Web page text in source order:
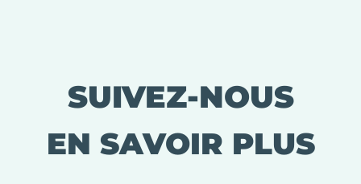
SUIVEZ-NOUS
EN SAVOIR PLUS